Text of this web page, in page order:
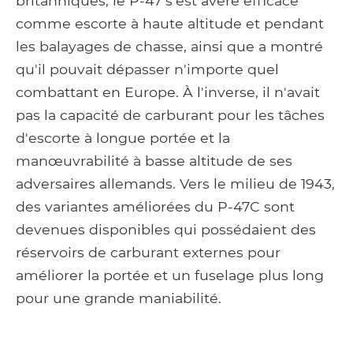
comme escorte à haute altitude et pendant
les balayages de chasse, ainsi que a montré
qu'il pouvait dépasser n'importe quel
combattant en Europe. À l'inverse, il n'avait
pas la capacité de carburant pour les tâches
d'escorte à longue portée et la
manœuvrabilité à basse altitude de ses
adversaires allemands. Vers le milieu de 1943,
des variantes améliorées du P-47C sont
devenues disponibles qui possédaient des
réservoirs de carburant externes pour
améliorer la portée et un fuselage plus long
pour une grande maniabilité.